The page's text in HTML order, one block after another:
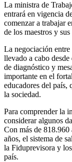
La ministra de
entrará en vigencia
comenzar a trabajar
de los maestros y
La negociación
llevado a cabo
de diagnóstico y
importante en el
educadores del país,
la sociedad.
Para comprender la
considerar algunos
Con más de
años, el sistema de
la Fiduprevisora y
país.